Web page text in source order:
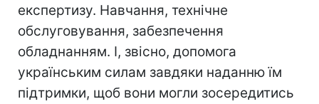
експертизу. Навчання, технічне
обслуговування, забезпечення
обладнанням. І, звісно, допомога
українським силам завдяки наданню їм
підтримки, щоб вони могли зосередитись